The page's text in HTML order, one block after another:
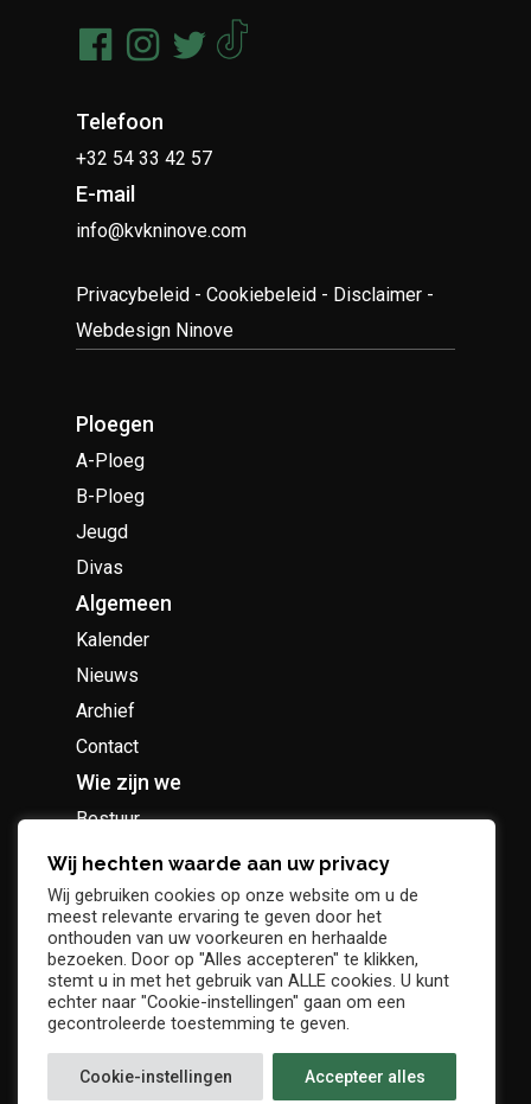
Telefoon
+32 54 33 42 57
E-mail
info@kvkninove.com
Privacybeleid -Cookiebeleid - Disclaimer -
Webdesign Ninove
Ploegen
A-Ploeg
B-Ploeg
Jeugd
Divas
Algemeen
Kalender
Nieuws
Archief
Contact
Wie zijn we
Bestuur
Geschiedenis
Supportersclub
Socio Business Club
Wij hechten waarde aan uw privacy
Wij gebruiken cookies op onze website om u de
meest relevante ervaring te geven door het
onthouden van uw voorkeuren en herhaalde
bezoeken. Door op "Alles accepteren" te klikken,
stemt u in met het gebruik van ALLE cookies. U kunt
echter naar "Cookie-instellingen" gaan om een
gecontroleerde toestemming te geven.
Cookie-instellingen Accepteer alles